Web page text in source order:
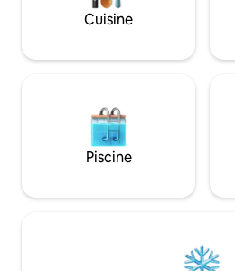
L'appartement dispose d'une
Wi-Fi gratuite et d'un lave-linge/
Cuisine
Piscine